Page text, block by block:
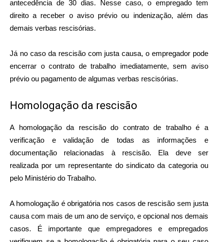
antecedência de 30 dias. Nesse caso, o empregado tem
direito a receber o aviso prévio ou indenização, além das
demais verbas rescisórias.
Já no caso da rescisão com justa causa, o empregador pode
encerrar o contrato de trabalho imediatamente, sem aviso
prévio ou pagamento de algumas verbas rescisórias.
Homologação da rescisão
A homologação da rescisão do contrato de trabalho é a
verificação e validação de todas as informações e
documentação relacionadas à rescisão. Ela deve ser
realizada por um representante do sindicato da categoria ou
pelo Ministério do Trabalho.
A homologação é obrigatória nos casos de rescisão sem justa
causa com mais de um ano de serviço, e opcional nos demais
casos. É importante que empregadores e empregados